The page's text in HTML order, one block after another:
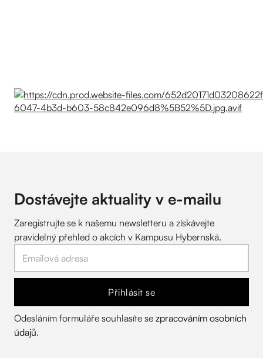
Dostávejte aktuality v e-mailu
Zaregistrujte se k našemu newsletteru a získávejte
pravidelný přehled o akcích v Kampusu Hybernská.
Přihlásit se
Odesláním formuláře souhlasíte se zpracováním osobních
údajů.